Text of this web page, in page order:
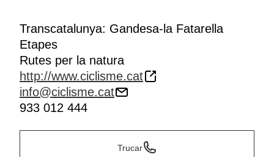
Transcatalunya: Gandesa-la Fatarella
Etapes
Rutes per la natura
http://www.ciclisme.cat
info@ciclisme.cat
933 012 444
Trucar